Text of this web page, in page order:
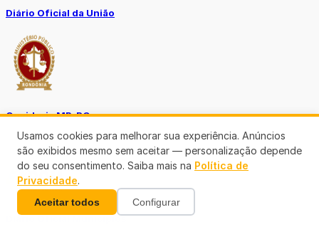
Diário Oficial da União
Ouvidoria MP-RO
Diário Oficial Municípios
Usamos cookies para melhorar sua experiência. Anúncios
são exibidos mesmo sem aceitar — personalização depende
do seu consentimento. Saiba mais na Política de
Privacidade.
Aceitar todos Configurar